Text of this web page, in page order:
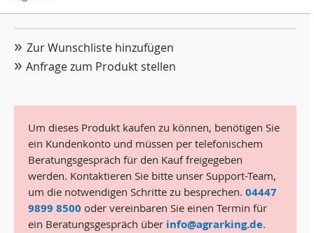
Zur Wunschliste hinzufügen
Anfrage zum Produkt stellen
Um dieses Produkt kaufen zu können, benötigen Sie
ein Kundenkonto und müssen per telefonischem
Beratungsgespräch für den Kauf freigegeben
werden. Kontaktieren Sie bitte unser Support-Team,
um die notwendigen Schritte zu besprechen. 04447
9899 8500 oder vereinbaren Sie einen Termin für
ein Beratungsgespräch über info@agrarking.de.